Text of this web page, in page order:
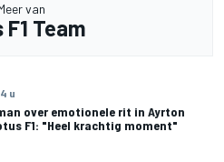
van
F1 Team
u
over emotionele rit in Ayrton
F1: "Heel krachtig moment"